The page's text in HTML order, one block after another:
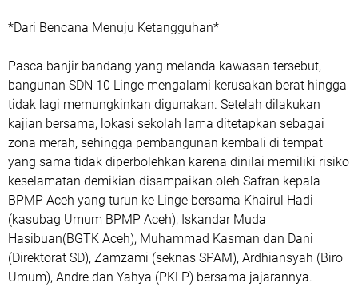
*Dari Bencana Menuju Ketangguhan*
Pasca banjir bandang yang melanda kawasan tersebut,
bangunan SDN 10 Linge mengalami kerusakan berat hingga
tidak lagi memungkinkan digunakan. Setelah dilakukan
kajian bersama, lokasi sekolah lama ditetapkan sebagai
zona merah, sehingga pembangunan kembali di tempat
yang sama tidak diperbolehkan karena dinilai memiliki risiko
keselamatan demikian disampaikan oleh Safran kepala
BPMP Aceh yang turun ke Linge bersama Khairul Hadi
(kasubag Umum BPMP Aceh), Iskandar Muda
Hasibuan(BGTK Aceh), Muhammad Kasman dan Dani
(Direktorat SD), Zamzami (seknas SPAM), Ardhiansyah (Biro
Umum), Andre dan Yahya (PKLP) bersama jajarannya.